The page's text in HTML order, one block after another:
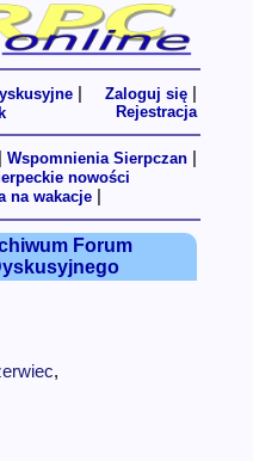
Zaloguj się
Rejestracja
Wspomnienia Sierpczan
nowości
na wakacje
Forum
,